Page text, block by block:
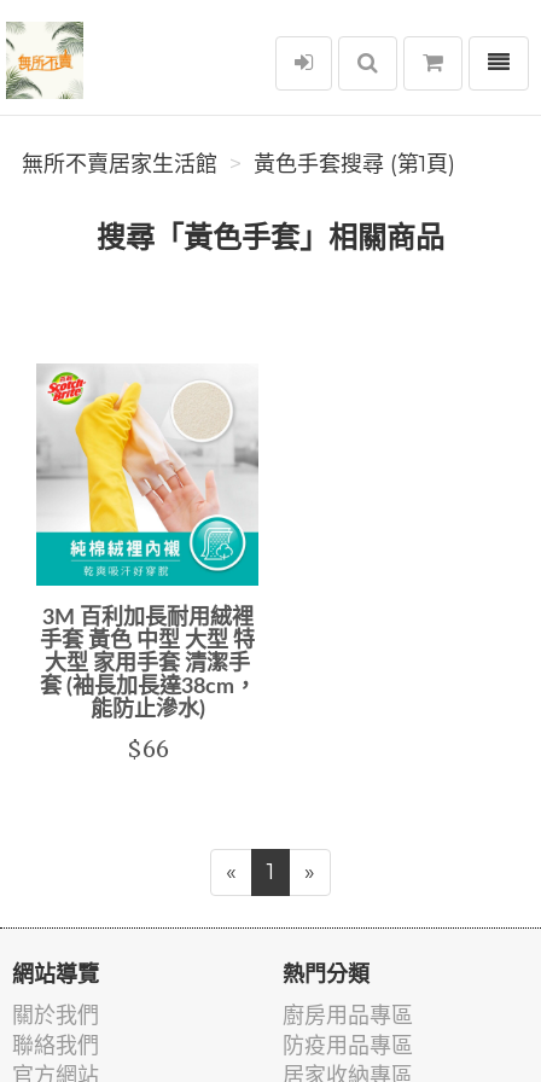
無所不賣居家生活館
選單
無所不賣居家生活館 黃色手套搜尋 (第1頁)
搜尋「黃色手套」相關商品
3M 百利加長耐用絨裡
手套 黃色 中型 大型 特
大型 家用手套 清潔手
套 (袖長加長達38cm，
能防止滲水)
$66
« 1 »
網站導覽
關於我們
聯絡我們
官方網站
熱門分類
廚房用品專區
防疫用品專區
居家收納專區